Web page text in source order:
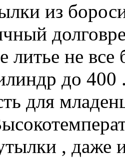
из
литье не
до 400
для
, даже